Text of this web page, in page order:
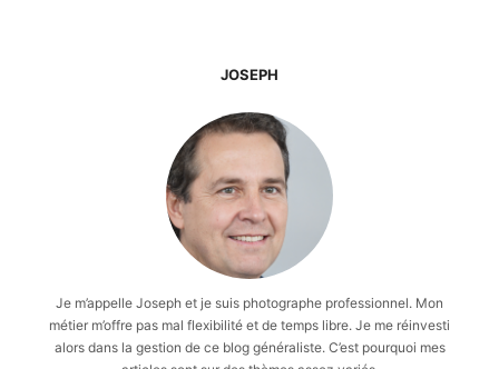
JOSEPH
Je m’appelle Joseph et je suis photographe professionnel. Mon
métier m’offre pas mal flexibilité et de temps libre. Je me réinvesti
alors dans la gestion de ce blog généraliste. C’est pourquoi mes